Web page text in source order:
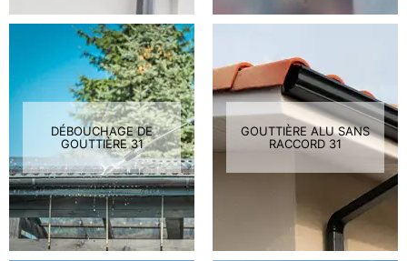
DÉBOUCHAGE DE
GOUTTIÈRE 31
GOUTTIÈRE ALU SANS
RACCORD 31